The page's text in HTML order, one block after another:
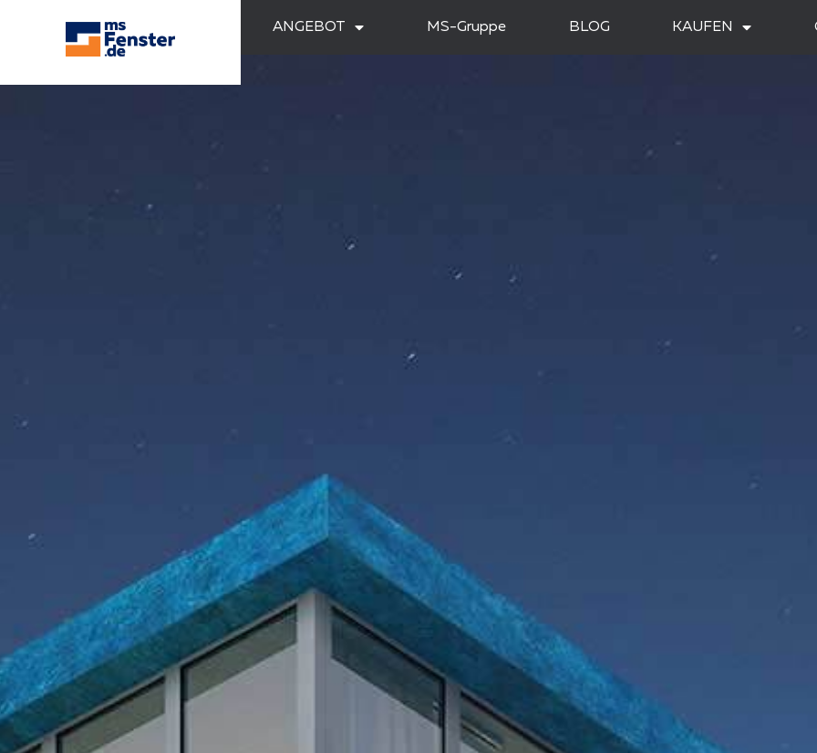
ANGEBOT MS-Gruppe BLOG KAUFEN